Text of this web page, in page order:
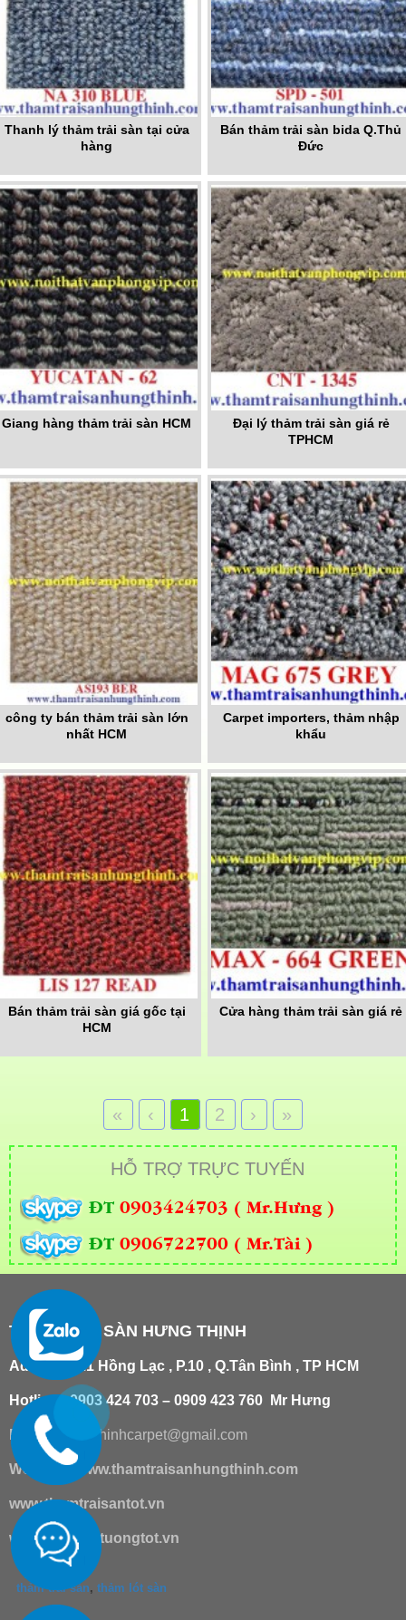
Thanh lý thảm trải sàn tại cửa
hàng
Bán thảm trải sàn bida Q.Thủ
Đức
Giang hàng thảm trải sàn HCM
Đại lý thảm trải sàn giá rẻ
TPHCM
công ty bán thảm trải sàn lớn
nhất HCM
Carpet importers, thảm nhập
khẩu
Bán thảm trải sàn giá gốc tại
HCM
Cửa hàng thảm trải sàn giá rẻ
« ‹ 1 2 › »
HỖ TRỢ TRỰC TUYẾN
ĐT 0903424703 ( Mr.Hưng )
ĐT 0906722700 ( Mr.Tài )
THẢM TRẢI SÀN HƯNG THỊNH
Add : 181/21 Hồng Lạc , P.10 , Q.Tân Bình , TP HCM
Hotline : 0903 424 703 – 0909 423 760 Mr Hưng
Email : hungthinhcarpet@gmail.com
Website: www.thamtraisanhungthinh.com
www.thamtraisantot.vn
www.giaydantuongtot.vn
thảm trải sàn, thảm lót sàn